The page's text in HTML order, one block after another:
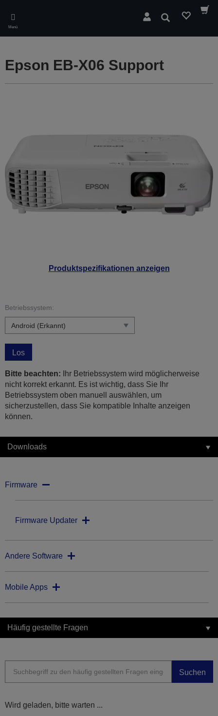
main
content
Menü
Suchen
Produktspezifikationen anzeigen
Epson EB-X06 Support
Betriebssystem:
Los
Bitte beachten: Ihr Betriebssystem wird möglicherweise
nicht korrekt erkannt. Es ist wichtig, dass Sie Ihr
Betriebssystem oben manuell auswählen, um
sicherzustellen, dass Sie kompatible Inhalte anzeigen
können.
Downloads
Firmware
Firmware Updater
Andere Software
Mobile Apps
Häufig gestellte Fragen
Suchen
Wird geladen, bitte warten ...